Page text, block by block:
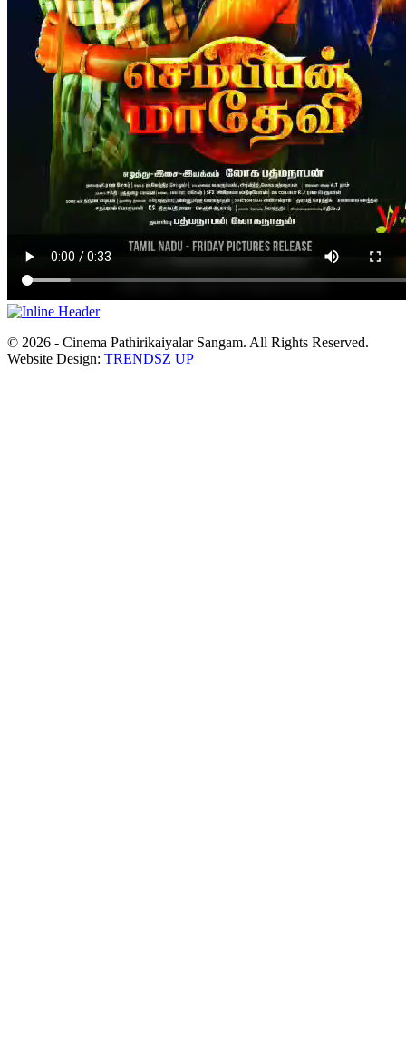
© 2026 - Cinema Pathirikaiyalar Sangam. All Rights Reserved.
Website Design: TRENDSZ UP